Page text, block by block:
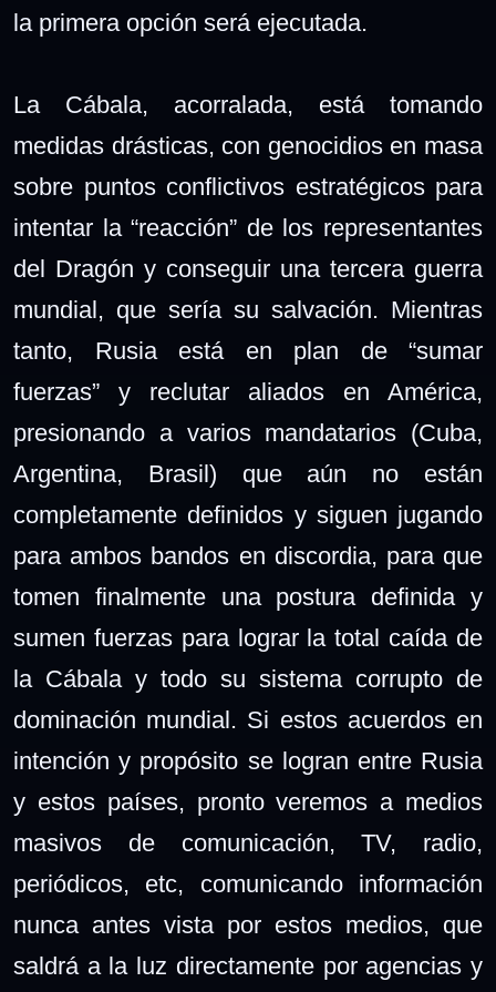
la primera opción será ejecutada.
La Cábala, acorralada, está tomando
medidas drásticas, con genocidios en masa
sobre puntos conflictivos estratégicos para
intentar la “reacción” de los representantes
del Dragón y conseguir una tercera guerra
mundial, que sería su salvación. Mientras
tanto, Rusia está en plan de “sumar
fuerzas” y reclutar aliados en América,
presionando a varios mandatarios (Cuba,
Argentina, Brasil) que aún no están
completamente definidos y siguen jugando
para ambos bandos en discordia, para que
tomen finalmente una postura definida y
sumen fuerzas para lograr la total caída de
la Cábala y todo su sistema corrupto de
dominación mundial. Si estos acuerdos en
intención y propósito se logran entre Rusia
y estos países, pronto veremos a medios
masivos de comunicación, TV, radio,
periódicos, etc, comunicando información
nunca antes vista por estos medios, que
saldrá a la luz directamente por agencias y